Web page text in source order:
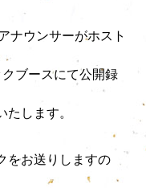
ナウンサーがホスト
ブースにて公開録
します。
をお送りしますの